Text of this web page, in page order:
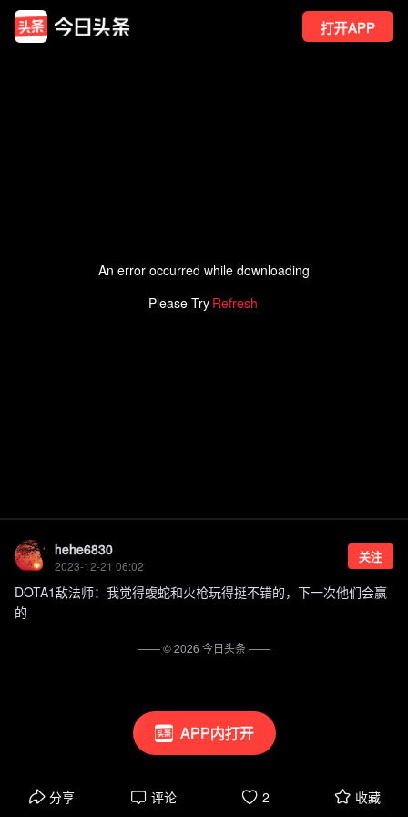
打开APP
APP内打开
An error occurred while downloading
Please Try Refresh
hehe6830
2023-12-21 06:02
关注
DOTA1敌法师：我觉得蝮蛇和火枪玩得挺不错的，下一次他们会赢
的
分享 评论 2 收藏
—— ©2026 今日头条——